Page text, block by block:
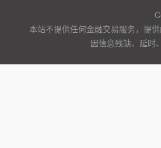
本站不提供任何金融交易服务，提
因信息残缺、延时